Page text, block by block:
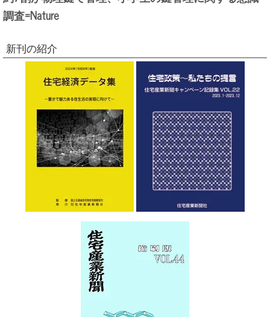
調査=Nature
新刊の紹介